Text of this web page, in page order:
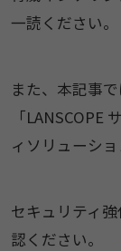
一読ください。
また、本記事
「LANSCOPE
ィソリューショ
セキュリティ
認ください。